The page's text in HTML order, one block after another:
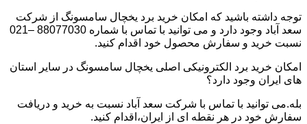
توجه داشته باشید که امکان خرید برد یخچال سامسونگ از شرکت
سعد آباد وجود دارد و می توانید با تماس با شماره 88077030 –021
نسبت خرید و سفارش محصول خود اقدام کنید.
امکان خرید برد الکترونیکی اصلی یخچال سامسونگ در سایر استان
های ایران وجود دارد؟
بله.می توانید با تماس با شرکت سعد آباد نسبت به خرید و دریافت
سفارش خود در هر نقطه ای از ایران،اقدام کنید.